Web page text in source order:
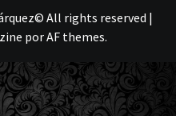
All rights reserved |
porAF themes.